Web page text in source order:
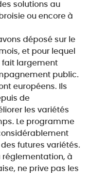
solutions au
ou encore à
déposé sur le
et pour lequel
fait largement
public.
européens. Ils
de
les variétés
Le programme
futures variétés.
réglementation, à
ne prive pas les